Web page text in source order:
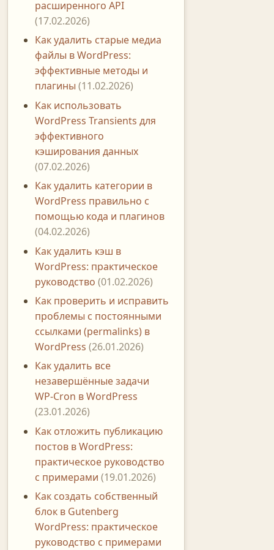
расширенного API
(17.02.2026)
Как удалить старые медиа
файлы в WordPress:
эффективные методы и
плагины (11.02.2026)
Как использовать
WordPress Transients для
эффективного
кэширования данных
(07.02.2026)
Как удалить категории в
WordPress правильно с
помощью кода и плагинов
(04.02.2026)
Как удалить кэш в
WordPress: практическое
руководство (01.02.2026)
Как проверить и исправить
проблемы с постоянными
ссылками (permalinks) в
WordPress (26.01.2026)
Как удалить все
незавершённые задачи
WP-Cron в WordPress
(23.01.2026)
Как отложить публикацию
постов в WordPress:
практическое руководство
с примерами (19.01.2026)
Как создать собственный
блок в Gutenberg
WordPress: практическое
руководство с примерами